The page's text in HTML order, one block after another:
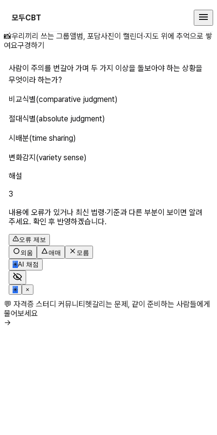
모두CBT
사람이 주의를 번갈아 가며 두 가
📸우리끼리 쓰는 그룹앨범, 포담사진이 캘린더·지도 위에 추억으로 쌓
여요구경하기
사람이 주의를 번갈아 가며 두 가지 이상을 돌보아야 하는 상황을
무엇이라 하는가?
비교식별(comparative judgment)
절대식별(absolute judgment)
시배분(time sharing)
변화감지(variety sense)
해설
3
내용에 오류가 있거나 최신 법령·기준과 다른 부분이 보이면 알려
주세요. 확인 후 반영하겠습니다.
오류 제보
외움
애매
모름
✳AI 채점
✳ ×
💬 자격증 스터디 커뮤니티헷갈리는 문제, 같이 준비하는 사람들에게
물어보세요
→